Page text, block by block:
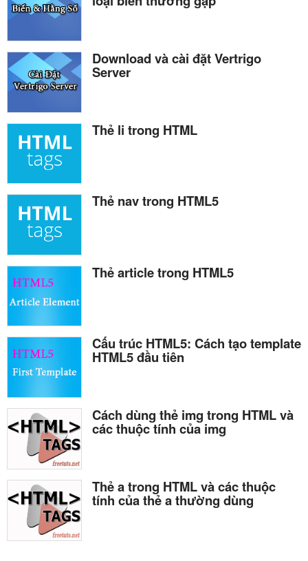
Download và cài đặt Vertrigo
Server
Thẻ li trong HTML
Thẻ nav trong HTML5
Thẻ article trong HTML5
Cấu trúc HTML5: Cách tạo template
HTML5 đầu tiên
Cách dùng thẻ img trong HTML và
các thuộc tính của img
Thẻ a trong HTML và các thuộc
tính của thẻ a thường dùng